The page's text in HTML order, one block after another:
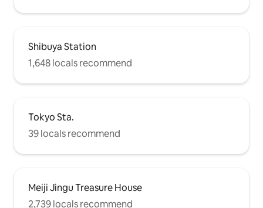
よびプライバシー保護のため、室内左側
けるほか、室内には換気扇も設置されて
います。 【ご宿泊時の注意事項】 * 室内
では靴を脱いでお過ごしください。 * 玄
関は暗証番号式です。暗証番号は適切に
禁煙です。 * 大声での会話、騒音、走
る・跳ぶなどの行為はご遠慮ください。 *
キッチンは簡単な調理に限りご利用いた
だけます。 * 油煙や強いにおいが発生す
大切にお使いください。 * チェックアウ
ト時に大量のゴミを残さないでくださ
い。 * 実際の宿泊人数が予約時の申告人
Shibuya Station
1,648 locals recommend
Tokyo Sta.
39 locals recommend
Meiji Jingu Treasure House
2,739 locals recommend